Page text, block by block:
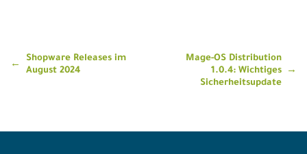
Beitragsnavigation
Shopware Releases im
August 2024
Mage-OS Distribution
1.0.4: Wichtiges
Sicherheitsupdate